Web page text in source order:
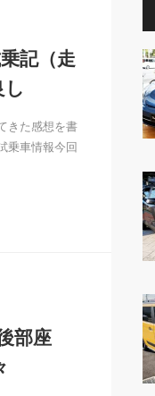
記（走
し
きた感想を書
乗車情報今回
部座